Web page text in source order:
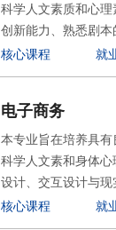
科学人文素质和心
创新能力、熟悉剧本
镇绘制、动漫造型设
实际问题，培养掌握
与制作的基本理论
识，熟悉绘画、广
能、并具有熟练计算
应用型人才。
核心课程 就
电子商务
本专业旨在培养具有
科学人文素和身体
设计、交互设计与现
审美能力、用户体验
核心课程 就